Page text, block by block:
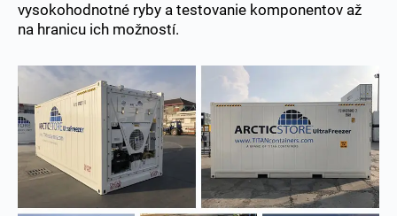
vysokohodnotné ryby a testovanie komponentov až
na hranicu ich možností.